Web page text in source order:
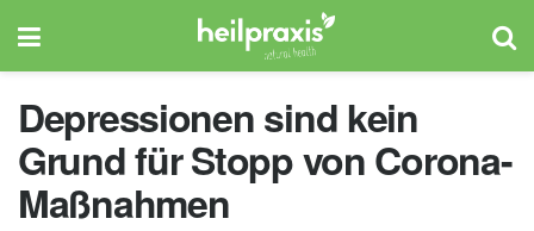
Depressionen sind kein
Grund für Stopp von Corona-
Maßnahmen